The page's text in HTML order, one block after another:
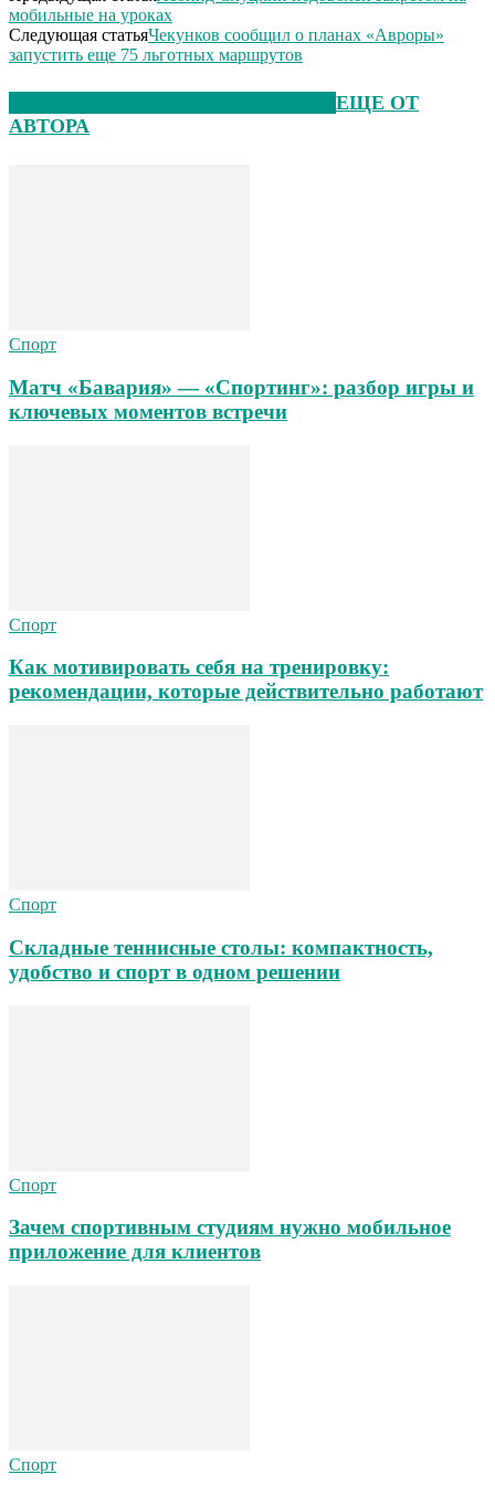
мобильные на уроках
Следующая статьяЧекунков сообщил о планах «Авроры»
запустить еще 75 льготных маршрутов
ЕЩЕ ОТ
АВТОРА
Спорт
Матч «Бавария» — «Спортинг»: разбор игры и
ключевых моментов встречи
Спорт
Как мотивировать себя на тренировку:
рекомендации, которые действительно работают
Спорт
Складные теннисные столы: компактность,
удобство и спорт в одном решении
Спорт
Зачем спортивным студиям нужно мобильное
приложение для клиентов
Спорт